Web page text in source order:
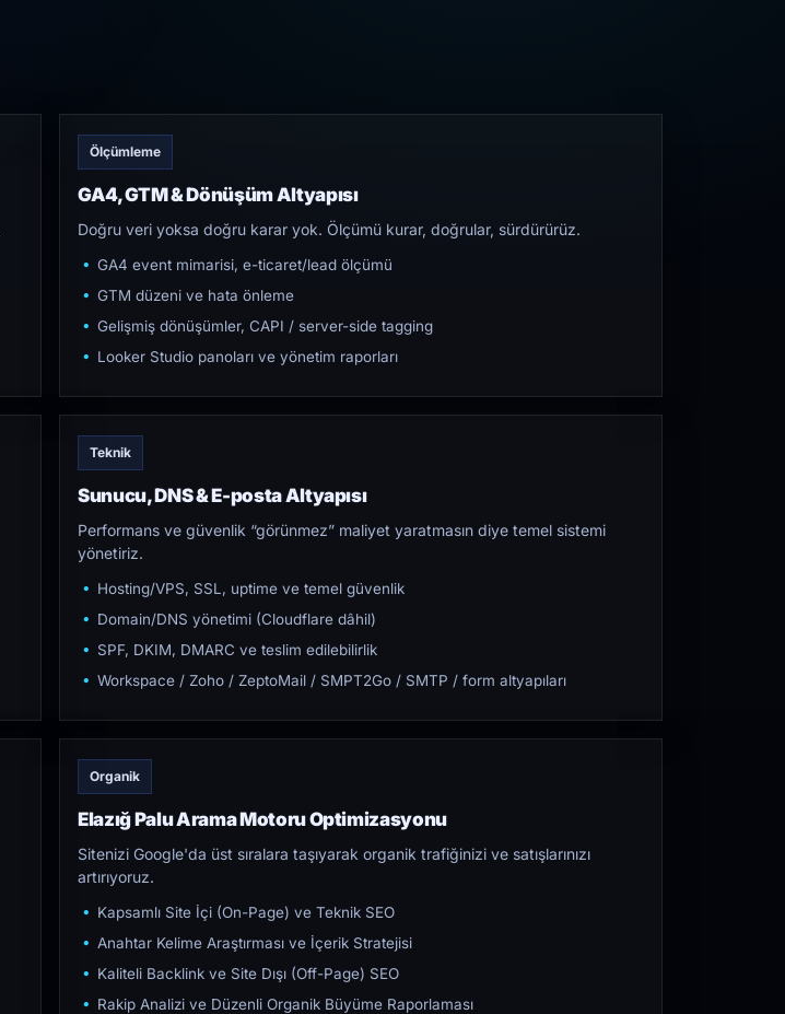
Ölçümleme
GA4, GTM & Dönüşüm Altyapısı
Doğru veri yoksa doğru karar yok. Ölçümü kurar, doğrular, sürdürürüz.
GA4 event mimarisi, e-ticaret/lead ölçümü
GTM düzeni ve hata önleme
Gelişmiş dönüşümler, CAPI / server-side tagging
Looker Studio panoları ve yönetim raporları
Teknik
Sunucu, DNS & E-posta Altyapısı
Performans ve güvenlik “görünmez” maliyet yaratmasın diye temel sistemi
yönetiriz.
Hosting/VPS, SSL, uptime ve temel güvenlik
Domain/DNS yönetimi (Cloudflare dâhil)
SPF, DKIM, DMARC ve teslim edilebilirlik
Workspace / Zoho / ZeptoMail / SMPT2Go / SMTP / form altyapıları
Organik
Elazığ Palu Arama Motoru Optimizasyonu
Sitenizi Google'da üst sıralara taşıyarak organik trafiğinizi ve satışlarınızı
artırıyoruz.
Kapsamlı Site İçi (On-Page) ve Teknik SEO
Anahtar Kelime Araştırması ve İçerik Stratejisi
Kaliteli Backlink ve Site Dışı (Off-Page) SEO
Rakip Analizi ve Düzenli Organik Büyüme Raporlaması